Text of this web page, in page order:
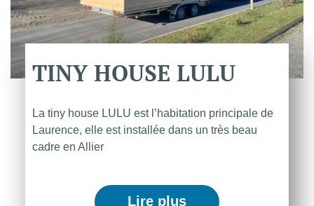
TINYHOUSE LULU
La tiny house LULU est l’habitation principale de
Laurence, elle est installée dans un très beau
cadre en Allier
Lire plus